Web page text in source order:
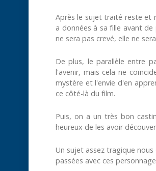
Après le sujet traité reste et
a données à sa fille avant
ne sera pas crevé, elle ne
De plus, le parallèle entre
l'avenir, mais cela ne
mystère et l'envie d'en
ce côté-là du film.
Puis, on a un très bon
heureux de les avoir
Un sujet assez tragique
passées avec ces